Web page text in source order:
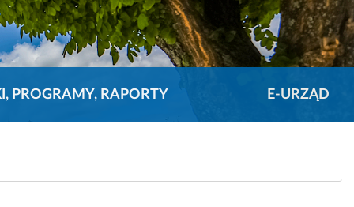
PROGRAMY, RAPORTY E-URZĄD